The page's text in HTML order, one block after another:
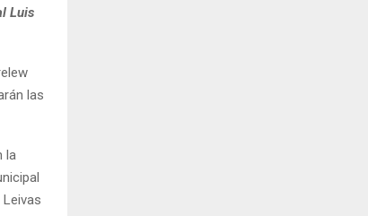
Luis
las
la